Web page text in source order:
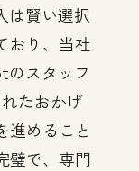
は賢い選択
おり、当社
のスタッフ
たおかげ
進めること
璧で、専門